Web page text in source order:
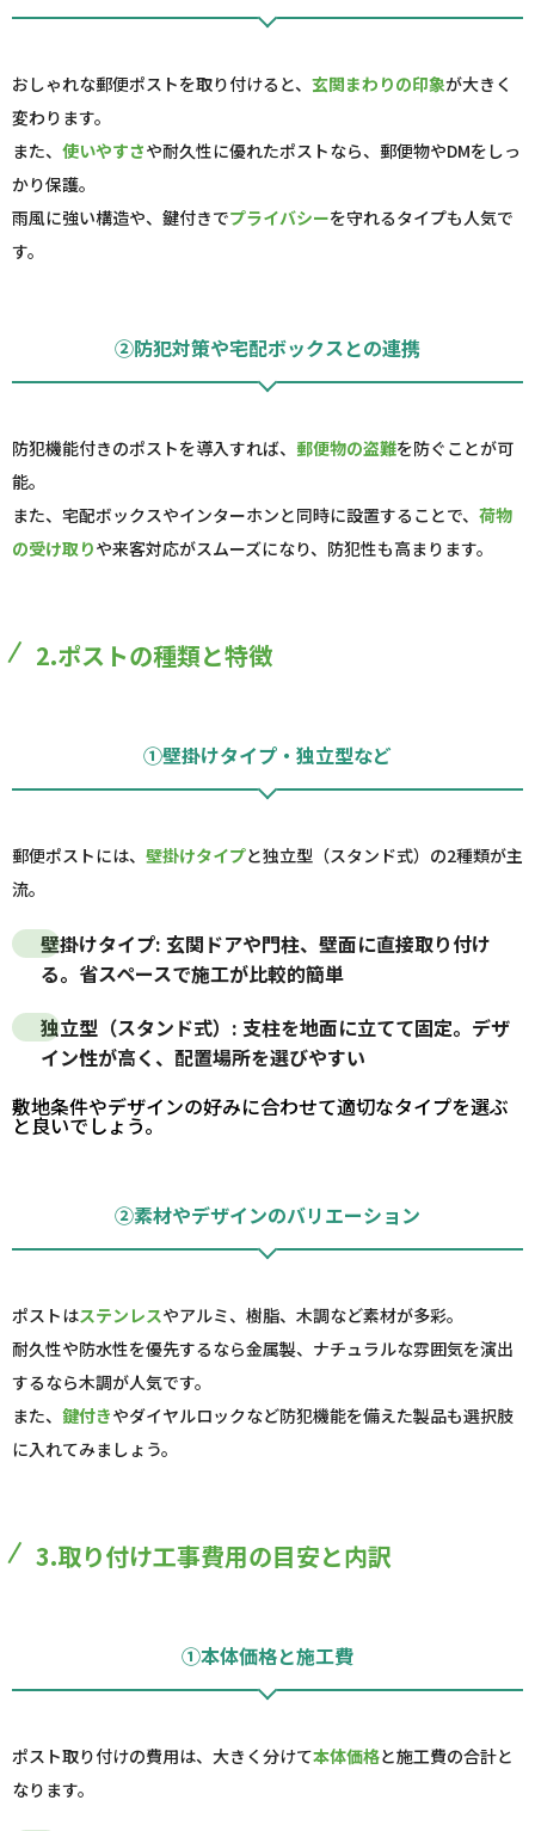
おしゃれな郵便ポストを取り付けると、 玄関まわりの印象が大きく
変わります。
また、 使いやすさや耐久性に優れたポストなら、郵便物やDMをしっ
かり保護。
雨風に強い構造や、鍵付きでプライバシーを守れるタイプも人気で
す。
②防犯対策や宅配ボックスとの連携
防犯機能付きのポストを導入すれば、 郵便物の盗難を防ぐことが可
能。
また、宅配ボックスやインターホンと同時に設置することで、 荷物
の受け取りや来客対応がスムーズになり、防犯性も高まります。
2.ポストの種類と特徴
①壁掛けタイプ・独立型など
郵便ポストには、 壁掛けタイプと独立型（スタンド式）の2種類が主
流。
壁掛けタイプ: 玄関ドアや門柱、壁面に直接取り付け
る。省スペースで施工が比較的簡単
独立型（スタンド式） : 支柱を地面に立てて固定。デザ
イン性が高く、配置場所を選びやすい
敷地条件やデザインの好みに合わせて適切なタイプを選ぶ
と良いでしょう。
②素材やデザインのバリエーション
ポストはステンレスやアルミ、樹脂、木調など素材が多彩。
耐久性や防水性を優先するなら金属製、ナチュラルな雰囲気を演出
するなら木調が人気です。
また、 鍵付きやダイヤルロックなど防犯機能を備えた製品も選択肢
に入れてみましょう。
3.取り付け工事費用の目安と内訳
①本体価格と施工費
ポスト取り付けの費用は、大きく分けて本体価格と施工費の合計と
なります。